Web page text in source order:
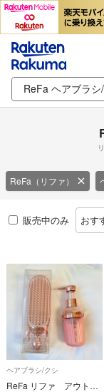
ReFa（リファ）
販売中のみ おす
ヘアブラシ/クシ
ReFa リファ アウトバストリートメントミルク シャンプーブラシセット